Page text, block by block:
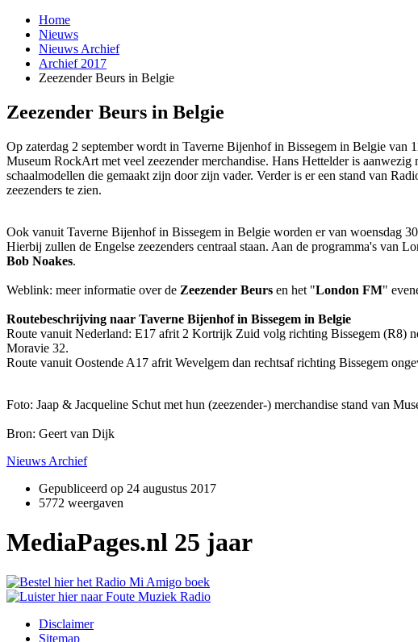
Home
Nieuws
Nieuws Archief
Archief 2017
Zeezender Beurs in Belgie
Zeezender Beurs in Belgie
Op zaterdag 2 september wordt in Taverne Bijenhof in Bissegem in Belgie van
Museum RockArt met veel zeezender merchandise. Hans Hettelder is
schaalmodellen die gemaakt zijn door zijn vader. Verder is er een stand van
zeezenders te zien.
Ook vanuit Taverne Bijenhof in Bissegem in Belgie worden er van woensdag
Hierbij zullen de Engelse zeezenders centraal staan. Aan de programma's van
Bob Noakes.
Weblink: meer informatie over de Zeezender Beurs en het "London FM"
Routebeschrijving naar Taverne Bijenhof in Bissegem in Belgie
Route vanuit Nederland: E17 afrit 2 Kortrijk Zuid volg richting Bissegem (R8)
Moravie 32.
Route vanuit Oostende A17 afrit Wevelgem dan rechtsaf richting Bissegem
Foto: Jaap & Jacqueline Schut met hun (zeezender-) merchandise stand van
Bron: Geert van Dijk
Nieuws Archief
Gepubliceerd op 24 augustus 2017
5772 weergaven
MediaPages.nl 25 jaar
Disclaimer
Sitemap